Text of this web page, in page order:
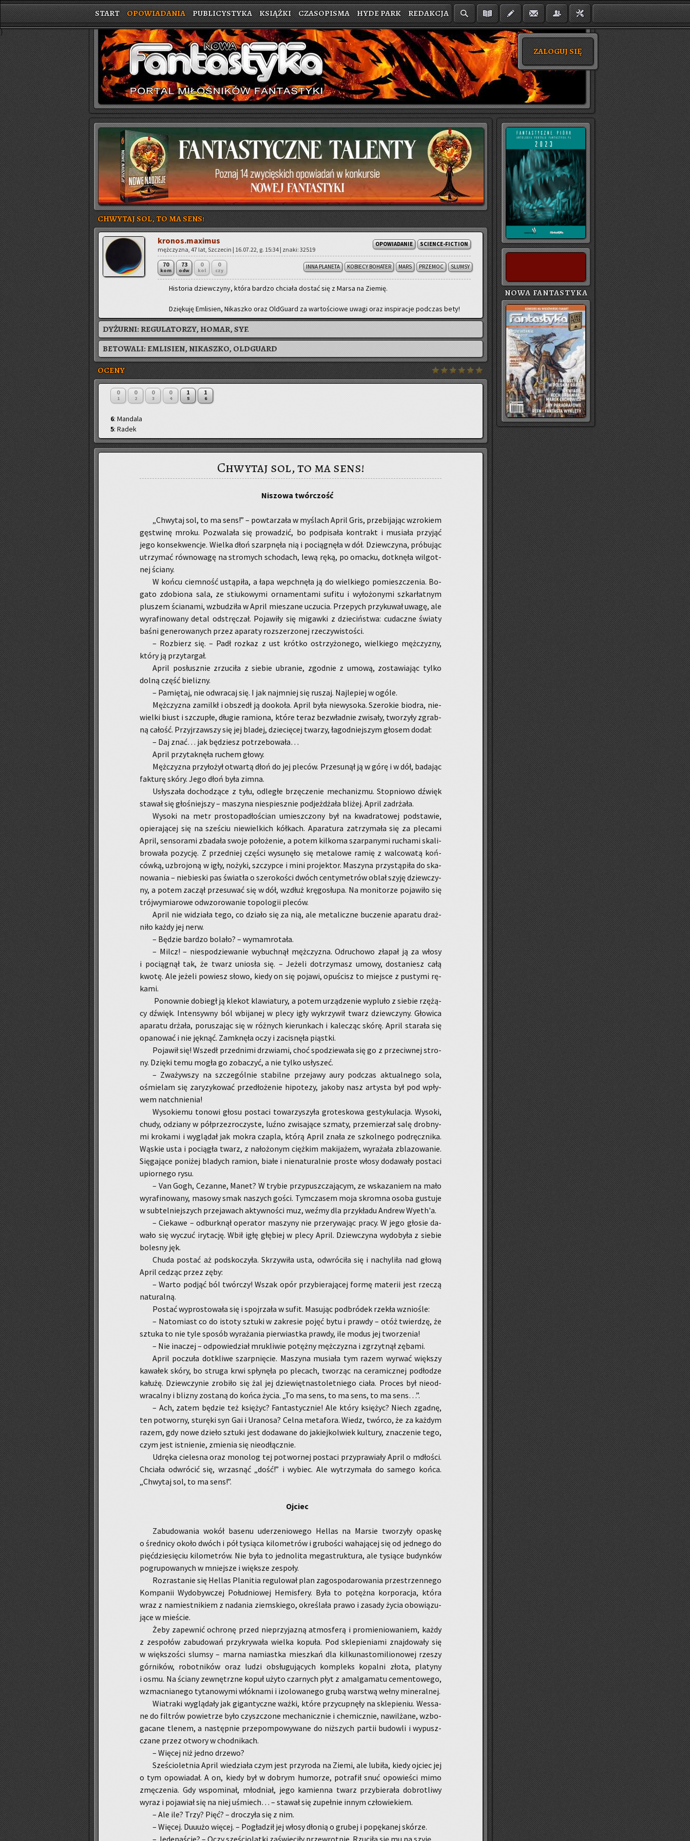
START OPOWIADANIA PUBLICYSTYKA KSIĄŻKI CZASOPISMA HYDE PARK REDAKCJA
ZALOGUJ SIĘ
}
CHWYTAJ SOL, TO MA SENS!
OPOWIADANIE SCIENCE-FICTION
kronos.maximus
męż­czy­zna, 47 lat, Szcze­cin | 16.07.22, g. 15:34 | znaki: 32519
70
kom
73
odw
0
kol
0
czy
INNA PLANETA KOBIECY BOHATER MARS PRZEMOC SLUMSY
Hi­sto­ria dziew­czy­ny, która bar­dzo chcia­ła do­stać się z Marsa na Zie­mię.
Dzię­ku­ję Em­li­sien, Ni­kasz­ko oraz Old­Gu­ard za war­to­ścio­we uwagi oraz in­spi­ra­cje pod­czas bety!
DYŻURNI:REGULATORZY, HOMAR, SYF.
BETOWALI:EMLISIEN,NIKASZKO,OLDGUARD
OCENY
0
1
0
2
0
3
0
4
1
5
1
6
6: Mandala
5: Radek
Chwytaj sol, to ma sens!
Ni­szo­wa twór­czość
„Chwy­taj sol, to ma sens!” – po­wta­rzała w my­ślach April Gris, prze­bi­ja­jąc wzro­kiem
gę­stwi­nę mroku. Po­zwa­la­ła się pro­wa­dzić, bo pod­pi­sa­ła kon­trakt i mu­sia­ła przy­jąć
jego kon­se­kwen­cje. Wiel­ka dłoń szarp­nęła nią i po­cią­gnę­ła w dół. Dziew­czy­na, pró­bując
utrzy­mać rów­no­wa­gę na stro­mych scho­dach, lewą ręką, po omac­ku, do­tknęła wil­got­
nej ścia­ny.
W końcu ciem­ność ustą­pi­ła, a łapa we­pchnę­ła ją do wiel­kie­go po­miesz­cze­nia. Bo­
ga­to zdo­bio­na sala, ze stiu­ko­wy­mi or­na­men­ta­mi su­fi­tu i wy­ło­żo­ny­mi szkar­łat­nym
plu­szem ścia­na­mi, wzbu­dziła w April mie­sza­ne uczu­cia. Prze­pych przy­kuwał uwagę, ale
wy­ra­fi­no­wa­ny detal od­strę­czał. Po­ja­wiły się mi­gaw­ki z dzie­ciń­stwa: cu­dacz­ne świa­ty
baśni ge­ne­ro­wa­nych przez apa­ra­ty roz­sze­rzo­nej rze­czy­wi­sto­ści.
– Roz­bierz się. – Padł roz­kaz z ust krót­ko ostrzy­żo­ne­go, wiel­kie­go męż­czy­zny,
który ją przy­tar­gał.
April po­słusz­nie zrzu­ci­ła z sie­bie ubra­nie, zgod­nie z umową, zo­sta­wia­jąc tylko
dolną część bie­li­zny.
– Pa­mię­taj, nie od­wra­caj się. I jak naj­mniej się ru­szaj. Naj­le­piej w ogóle.
Męż­czy­zna za­milkł i ob­szedł ją do­oko­ła. April była nie­wy­so­ka. Sze­ro­kie bio­dra, nie­
wiel­ki biust i szczu­płe, dłu­gie ra­mio­na, które teraz bez­wład­nie zwi­sa­ły, two­rzy­ły zgrab­
ną ca­łość. Przyj­rzaw­szy się jej bla­dej, dzie­cię­cej twa­rzy, ła­god­niej­szym gło­sem dodał:
– Daj znać… jak bę­dziesz po­trze­bo­wa­ła…
April przy­tak­nę­ła ru­chem głowy.
Męż­czy­zna przy­ło­żył otwar­tą dłoń do jej ple­ców. Prze­su­nął ją w górę i w dół, ba­da­jąc
fak­tu­rę skóry. Jego dłoń była zimna.
Usły­sza­ła do­cho­dzą­ce z tyłu, od­le­głe brzę­cze­nie me­cha­ni­zmu. Stop­nio­wo dźwięk
sta­wał się gło­śniej­szy – ma­szy­na nie­spiesz­nie pod­jeż­dża­ła bli­żej. April za­drża­ła.
Wy­so­ki na metr pro­sto­pa­dło­ścian umiesz­czo­ny był na kwa­dra­to­wej pod­sta­wie,
opie­ra­ją­cej się na sze­ściu nie­wiel­kich kół­kach. Apa­ra­tu­ra za­trzy­ma­ła się za ple­ca­mi
April, sen­so­ra­mi zba­da­ła swoje po­ło­że­nie, a potem kil­ko­ma szar­pa­ny­mi ru­cha­mi ska­li­
bro­wa­ła po­zy­cję. Z przed­niej czę­ści wy­su­nę­ło się me­ta­lo­we ramię z wal­co­wa­tą koń­
ców­ką, uzbro­jo­ną w igły, no­ży­ki, szczyp­ce i mini pro­jek­tor. Ma­szy­na przy­stą­pi­ła do ska­
no­wa­nia – nie­bie­ski pas świa­tła o sze­ro­ko­ści dwóch cen­ty­me­trów oblał szyję dziew­czy­
ny, a potem za­czął prze­su­wać się w dół, wzdłuż krę­go­słu­pa. Na mo­ni­to­rze po­ja­wi­ło się
trój­wy­mia­ro­we od­wzo­ro­wa­nie to­po­lo­gii ple­ców.
April nie wi­dzia­ła tego, co dzia­ło się za nią, ale me­ta­licz­ne bu­cze­nie apa­ra­tu draż­
ni­ło każdy jej nerw.
– Bę­dzie bar­dzo bo­la­ło? – wy­mam­ro­ta­ła.
– Milcz! – nie­spo­dzie­wa­nie wy­buch­nął męż­czy­zna. Od­ru­cho­wo zła­pał ją za włosy
i po­cią­gnął tak, że twarz unio­sła się. – Je­że­li do­trzy­masz umowy, do­sta­niesz całą
kwotę. Ale je­że­li po­wiesz słowo, kiedy on się po­ja­wi, opu­ścisz to miej­sce z pu­sty­mi rę­
ka­mi.
Po­now­nie do­biegł ją kle­kot kla­wia­tu­ry, a potem urzą­dze­nie wy­plu­ło z sie­bie rzę­żą­
cy dźwięk. In­ten­syw­ny ból wbi­ja­nej w plecy igły wy­krzy­wił twarz dziew­czy­ny. Gło­wi­ca
apa­ra­tu drża­ła, po­ru­sza­jąc się w róż­nych kie­run­kach i ka­le­cząc skórę. April sta­ra­ła się
opa­no­wać i nie jęk­nąć. Za­mknę­ła oczy i za­ci­snę­ła piąst­ki.
Po­ja­wił się! Wszedł przed­ni­mi drzwia­mi, choć spo­dzie­wa­ła się go z prze­ciw­nej stro­
ny. Dzię­ki temu mogła go zo­ba­czyć, a nie tylko usły­szeć.
– Zwa­żyw­szy na szcze­gól­nie sta­bil­ne prze­ja­wy aury pod­czas ak­tu­al­ne­go sola,
ośmie­lam się za­ry­zy­ko­wać przed­ło­że­nie hi­po­te­zy, ja­ko­by nasz ar­ty­sta był pod wpły­
wem na­tchnie­nia!
Wy­so­kie­mu to­no­wi głosu po­sta­ci to­wa­rzy­szy­ła gro­te­sko­wa ge­sty­ku­la­cja. Wy­so­ki,
chudy, odzia­ny w pół­prze­zro­czy­ste, luźno zwi­sa­ją­ce szma­ty, prze­mie­rzał salę drob­ny­
mi kro­ka­mi i wy­glą­dał jak mokra cza­pla, którą April znała ze szkol­ne­go pod­ręcz­ni­ka.
Wą­skie usta i po­cią­gła twarz, z na­ło­żo­nym cięż­kim ma­ki­ja­żem, wy­ra­ża­ła zbla­zo­wa­nie.
Się­ga­ją­ce po­ni­żej bla­dych ra­mion, białe i nie­na­tu­ral­nie pro­ste włosy do­da­wa­ły po­sta­ci
upior­ne­go rysu.
– Van Gogh, Ce­zan­ne, Manet? W try­bie przy­pusz­cza­ją­cym, ze wska­za­niem na mało
wy­ra­fi­no­wa­ny, ma­so­wy smak na­szych gości. Tym­cza­sem moja skrom­na osoba gu­stu­je
w sub­tel­niej­szych prze­ja­wach ak­tyw­no­ści muz, weźmy dla przy­kła­du An­drew Wyeth'a.
– Cie­ka­we – od­burk­nął ope­ra­tor ma­szy­ny nie prze­ry­wa­jąc pracy. W jego gło­sie da­
wa­ło się wy­czuć iry­ta­cję. Wbił igłę głę­biej w plecy April. Dziew­czy­na wy­do­by­ła z sie­bie
bo­le­sny jęk.
Chuda po­stać aż pod­sko­czy­ła. Skrzy­wi­ła usta, od­wró­ci­ła się i na­chy­li­ła nad głową
April ce­dząc przez zęby:
– Warto pod­jąć ból twór­czy! Wszak opór przy­bie­ra­ją­cej formę ma­te­rii jest rze­czą
na­tu­ral­ną.
Po­stać wy­pro­sto­wa­ła się i spoj­rza­ła w sufit. Ma­su­jąc pod­bró­dek rze­kła wznio­śle:
– Na­to­miast co do isto­ty sztu­ki w za­kre­sie pojęć bytu i praw­dy – otóż twier­dzę, że
sztu­ka to nie tyle spo­sób wy­ra­ża­nia pier­wiast­ka praw­dy, ile modus jej two­rze­nia!
– Nie ina­czej – od­po­wie­dział mru­kli­wie po­tęż­ny męż­czy­zna i zgrzyt­nął zę­ba­mi.
April po­czu­ła do­tkli­we szarp­nię­cie. Ma­szy­na mu­sia­ła tym razem wy­rwać więk­szy
ka­wa­łek skóry, bo stru­ga krwi spły­nę­ła po ple­cach, two­rząc na ce­ra­micz­nej pod­ło­dze
ka­łu­żę. Dziew­czy­nie zro­bi­ło się żal jej dzie­więt­na­sto­let­nie­go ciała. Pro­ces był nie­od­
wra­cal­ny i bli­zny zo­sta­ną do końca życia. „To ma sens, to ma sens, to ma sens…”.
– Ach, zatem bę­dzie też księ­życ? Fan­ta­stycz­nie! Ale który księ­życ? Niech zgad­nę,
ten po­twor­ny, stu­rę­ki syn Gai i Ura­no­sa? Celna me­ta­fo­ra. Wiedz, twór­co, że za każ­dym
razem, gdy nowe dzie­ło sztu­ki jest do­da­wa­ne do ja­kiej­kol­wiek kul­tu­ry, zna­cze­nie tego,
czym jest ist­nie­nie, zmie­nia się nie­od­łącz­nie.
Udrę­ka cie­le­sna oraz mo­no­log tej po­twor­nej po­sta­ci przy­pra­wia­ły April o mdło­ści.
Chcia­ła od­wró­cić się, wrza­snąć „dość!” i wy­biec. Ale wy­trzy­ma­ła do sa­me­go końca.
„Chwy­taj sol, to ma sens!”.
Oj­ciec
Za­bu­do­wa­nia wokół ba­se­nu ude­rze­nio­we­go Hel­las na Mar­sie two­rzy­ły opa­skę
o śred­ni­cy około dwóch i pół ty­sią­ca ki­lo­me­trów i gru­bo­ści wa­ha­ją­cej się od jed­ne­go do
pięć­dzie­się­ciu ki­lo­me­trów. Nie była to jed­no­li­ta me­ga­struk­tu­ra, ale ty­sią­ce bu­dyn­ków
po­gru­po­wa­nych w mniej­sze i więk­sze ze­spo­ły.
Roz­ra­sta­nie się Hel­las Pla­ni­tia re­gu­lo­wał plan za­go­spo­da­ro­wa­nia prze­strzen­ne­go
Kom­pa­nii Wy­do­byw­czej Po­łu­dnio­wej He­mis­fe­ry. Była to po­tęż­na kor­po­ra­cja, która
wraz z na­miest­ni­kiem z nada­nia ziem­skie­go, okre­śla­ła prawo i za­sa­dy życia obo­wią­zu­
ją­ce w mie­ście.
Żeby za­pew­nić ochro­nę przed nie­przy­ja­zną at­mos­fe­rą i pro­mie­nio­wa­niem, każdy
z ze­spo­łów za­bu­do­wań przy­kry­wa­ła wiel­ka ko­pu­ła. Pod skle­pie­nia­mi znaj­do­wa­ły się
w więk­szo­ści slum­sy – marna na­miast­ka miesz­kań dla kil­ku­na­sto­mi­lio­no­wej rze­szy
gór­ni­ków, ro­bot­ni­ków oraz ludzi ob­słu­gu­ją­cych kom­pleks ko­pal­ni złota, pla­ty­ny
i osmu. Na ścia­ny ze­wnętrz­ne kopuł użyto czar­nych płyt z amal­ga­ma­tu ce­men­to­we­go,
wzmac­nia­ne­go ty­ta­no­wy­mi włók­na­mi i izo­lo­wa­ne­go grubą war­stwą wełny mi­ne­ral­nej.
Wia­tra­ki wy­glą­da­ły jak gi­gan­tycz­ne ważki, które przy­cup­nę­ły na skle­pie­niu. We­ssa­
ne do fil­trów po­wie­trze było czysz­czo­ne me­cha­nicz­nie i che­micz­nie, na­wil­ża­ne, wzbo­
ga­ca­ne tle­nem, a na­stęp­nie prze­pom­po­wy­wa­ne do niż­szych par­tii bu­dow­li i wy­pusz­
cza­ne przez otwo­ry w chod­ni­kach.
– Wię­cej niż jedno drze­wo?
Sze­ścio­let­nia April wie­dzia­ła czym jest przy­ro­da na Ziemi, ale lu­bi­ła, kiedy oj­ciec jej
o tym opo­wia­dał. A on, kiedy był w do­brym hu­mo­rze, po­tra­fił snuć opo­wie­ści mimo
zmę­cze­nia. Gdy wspo­mi­nał, młod­niał, jego ka­mien­na twarz przy­bie­ra­ła do­bro­tli­wy
wyraz i po­ja­wiał się na niej uśmiech… – sta­wał się zu­peł­nie innym czło­wie­kiem.
– Ale ile? Trzy? Pięć? – dro­czy­ła się z nim.
– Wię­cej. Du­uużo wię­cej. – Po­gła­dził jej włosy dło­nią o gru­bej i po­pę­ka­nej skó­rze.
– Je­de­na­ście? – Oczy sze­ścio­lat­ki za­świe­ci­ły prze­wrot­nie. Rzu­ci­ła się mu na szyję.
NOWA FANTASTYKA